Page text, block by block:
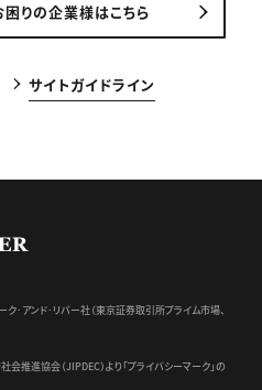
困りの企業様はこちら
サイトガイドライン
ク･アンド･リバー社（東京証券取引所プライム市場、
会推進協会（JIPDEC）より 「プライバシーマーク」の